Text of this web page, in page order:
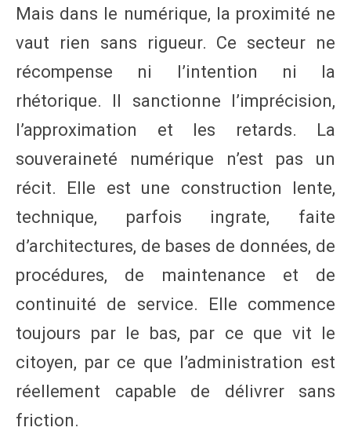
Mais dans le numérique, la proximité ne
vaut rien sans rigueur. Ce secteur ne
récompense ni l’intention ni la
rhétorique. Il sanctionne l’imprécision,
l’approximation et les retards. La
souveraineté numérique n’est pas un
récit. Elle est une construction lente,
technique, parfois ingrate, faite
d’architectures, de bases de données, de
procédures, de maintenance et de
continuité de service. Elle commence
toujours par le bas, par ce que vit le
citoyen, par ce que l’administration est
réellement capable de délivrer sans
friction.